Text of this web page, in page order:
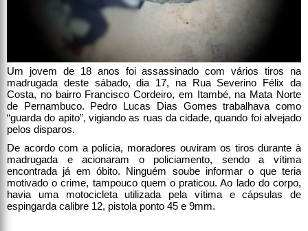
Um jovem de 18 anos foi assassinado com vários tiros na
madrugada deste sábado, dia 17, na Rua Severino Félix da
Costa, no bairro Francisco Cordeiro, em Itambé, na Mata Norte
de Pernambuco. Pedro Lucas Dias Gomes trabalhava como
“guarda do apito”, vigiando as ruas da cidade, quando foi alvejado
pelos disparos.
De acordo com a polícia, moradores ouviram os tiros durante à
madrugada e acionaram o policiamento, sendo a vítima
encontrada já em óbito. Ninguém soube informar o que teria
motivado o crime, tampouco quem o praticou. Ao lado do corpo,
havia uma motocicleta utilizada pela vítima e cápsulas de
espingarda calibre 12, pistola ponto 45 e 9mm.